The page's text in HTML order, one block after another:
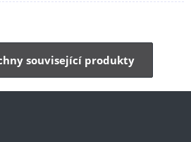
související produkty